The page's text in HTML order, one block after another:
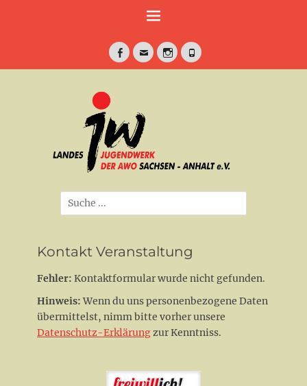
Facebook
E-
InstagramTelefon
Suche
nach:
Kontakt Veranstaltung
Fehler: Kontaktformular wurde nicht gefunden.
Hinweis:Wenn du uns personenbezogene Daten
übermittelst, nimm bitte vorher unsere
Datenschutz-Erklärungzur Kenntniss.